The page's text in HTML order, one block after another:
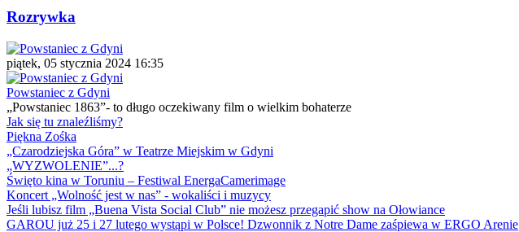
Rozrywka
piątek, 05 stycznia 2024 16:35
Powstaniec z Gdyni
„Powstaniec 1863”- to długo oczekiwany film o wielkim bohaterze
Jak się tu znaleźliśmy?
Piękna Zośka
„Czarodziejska Góra” w Teatrze Miejskim w Gdyni
„WYZWOLENIE”...?
Święto kina w Toruniu – Festiwal EnergaCamerimage
Koncert „Wolność jest w nas” - wokaliści i muzycy
Jeśli lubisz film „Buena Vista Social Club” nie możesz przegapić show na Ołowiance
GAROU już 25 i 27 lutego wystąpi w Polsce! Dzwonnik z Notre Dame zaśpiewa w ERGO Arenie